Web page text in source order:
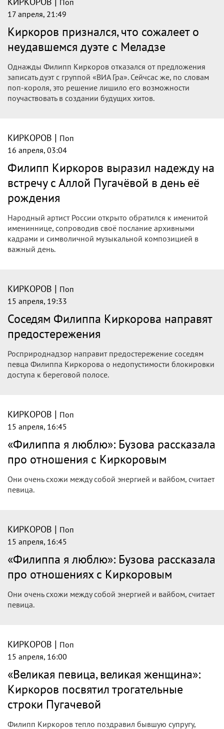
КИРКОРОВ | Поп
18 апреля, 19:45
«Сам перерезал путь»: Киркоров
заявил, что сожалеет об отказе от дуэта
с «ВИА Грой»
Певец Филипп Киркоров признался, что сожалеет об
отказе от сотрудничества с композитором Константином
КИРКОРОВ
18 апреля, 16:23
Филипп Киркоров жалеет, что
отказался от дуэта с «ВИА Грой»: «Я сам
себе перерезал путь»
Филипп Киркоров в новом интервью признался, что
совершил ошибку, от которой жалеет до сих пор. Речь идёт
КИРКОРОВ
17 апреля, 21:49
Киркоров признался, что сожалеет о
неудавшемся дуэте с Меладзе
Однажды Филипп Киркоров отказался от предложения
КИРКОРОВ|Поп
16 апреля, 03:04
Филипп Киркоров выразил надежду на
встречу с Аллой Пугачёвой в день её
Народный артист России открыто обратился к именитой
имениннице, сопроводив своё послание архивными
кадрами и символичной музыкальной композицией в
важный день.
КИРКОРОВ|Поп
15 апреля, 19:33
предостережения
Росприроднадзор направит предостережение соседям
певца Филиппа Киркорова о недопустимости блокировки
доступа к береговой полосе.
КИРКОРОВ|Поп